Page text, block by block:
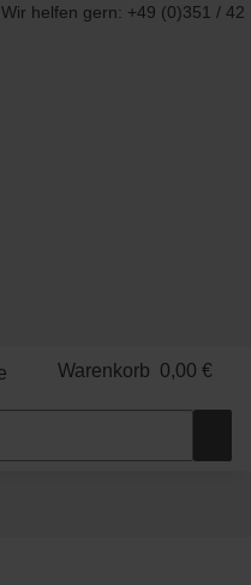
Wir helfen gern: +49 (0)351 / 42
Warenkorb 0,00 €